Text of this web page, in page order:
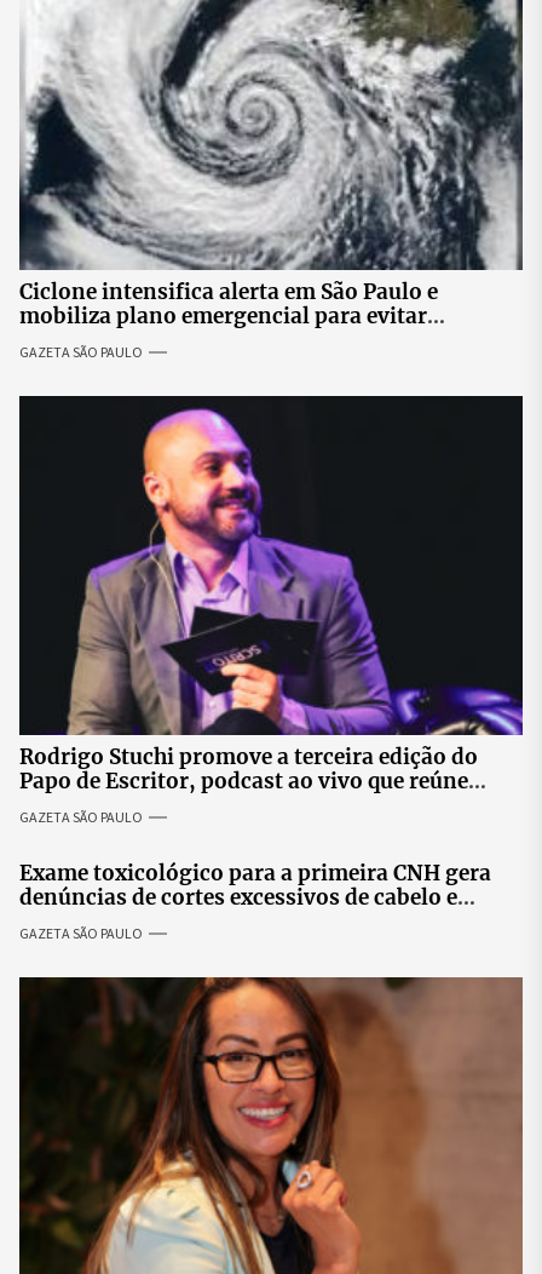
Ciclone intensifica alerta em São Paulo e
mobiliza plano emergencial para evitar
impactos no fornecimento de energia
GAZETA SÃO PAULO
Rodrigo Stuchi promove a terceira edição do
Papo de Escritor, podcast ao vivo que reúne
especialistas para discutir saúde mental e
prosperidade.
GAZETA SÃO PAULO
Exame toxicológico para a primeira CNH gera
denúncias de cortes excessivos de cabelo e
revolta entre candidatas
GAZETA SÃO PAULO